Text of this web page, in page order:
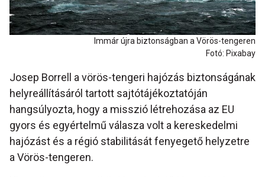
Immár újra biztonságban a Vörös-tengeren
Fotó: Pixabay
Josep Borrell a vörös-tengeri hajózás biztonságának
helyreállításáról tartott sajtótájékoztatóján
hangsúlyozta, hogy a misszió létrehozása az EU
gyors és egyértelmű válasza volt a kereskedelmi
hajózást és a régió stabilitását fenyegető helyzetre
a Vörös-tengeren.